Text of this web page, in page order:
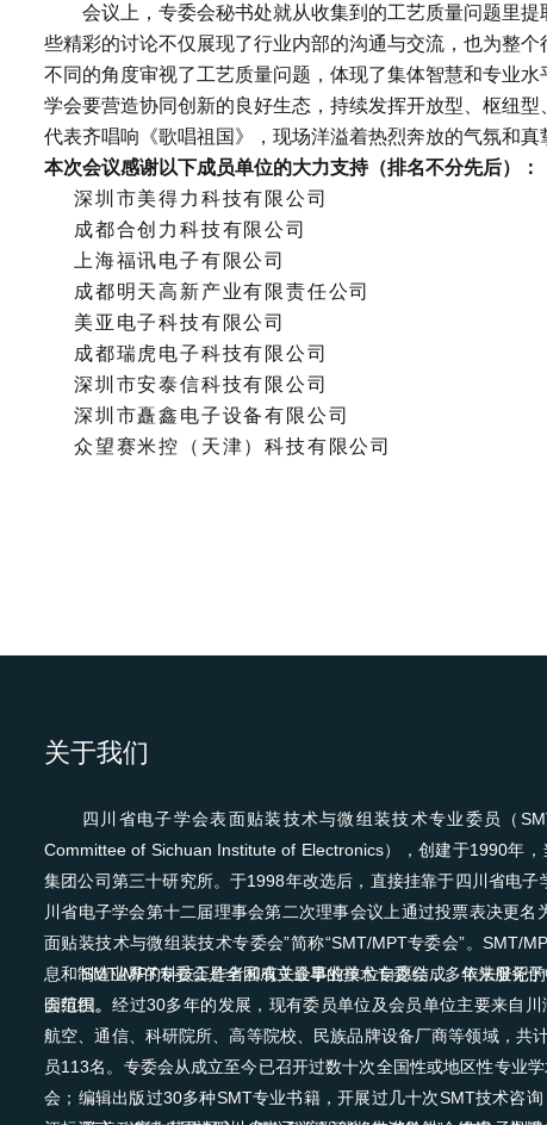
会议上，专委会秘书处就从收集到的工艺质量问题里
些精彩的讨论不仅展现了行业内部的沟通与交流，也为整
不同的角度审视了工艺质量问题，体现了集体智慧和专业水
学会要营造协同创新的良好生态，持续发挥开放型、枢纽
代表齐唱响《歌唱祖国》，现场洋溢着热烈奔放的气氛和真
本次会议感谢以下成员单位的大力支持（排名不分先后）：
深圳市美得力科技有限公司
成都合创力科技有限公司
上海福讯电子有限公司
成都明天高新产业有限责任公司
美亚电子科技有限公司
成都瑞虎电子科技有限公司
深圳市安泰信科技有限公司
深圳市矗鑫电子设备有限公司
众望赛米控（天津）科技有限公司
关于我们
四川省电子学会表面贴装技术与微组装技术专业委员（
Committee of Sichuan Institute of Electronics），创建于1990年
集团公司第三十研究所。于1998年改选后，直接挂靠于四川省电子
川省电子学会第十二届理事会第二次理事会议上通过投票表决更名
面贴装技术与微组装技术专委会”简称“SMT/MPT专委会”。SMT/
息和制造业界的科技工作者和有关企事业单位自愿结成、依法登记
会组织。
SMT/MPT专委会是全国成立最早的技术专委会，多年来服务
国范围。经过30多年的发展，现有委员单位及会员单位主要来自川
航空、通信、科研院所、高等院校、民族品牌设备厂商等领域，共
员113名。专委会从成立至今已召开过数十次全国性或地区性专业
会；编辑出版过30多种SMT专业书籍，开展过几十次SMT技术咨询